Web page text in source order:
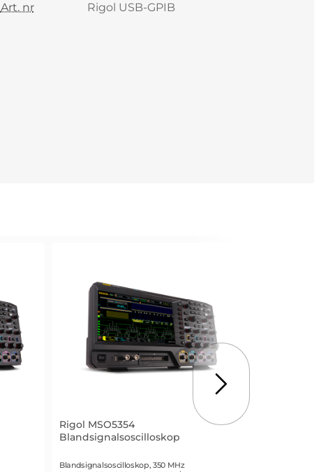
Art. nr Rigol USB-GPIB
Rigol MSO5354
Blandsignalsoscilloskop
Art. nr 2236
Blandsignalsoscilloskop, 350 MHz